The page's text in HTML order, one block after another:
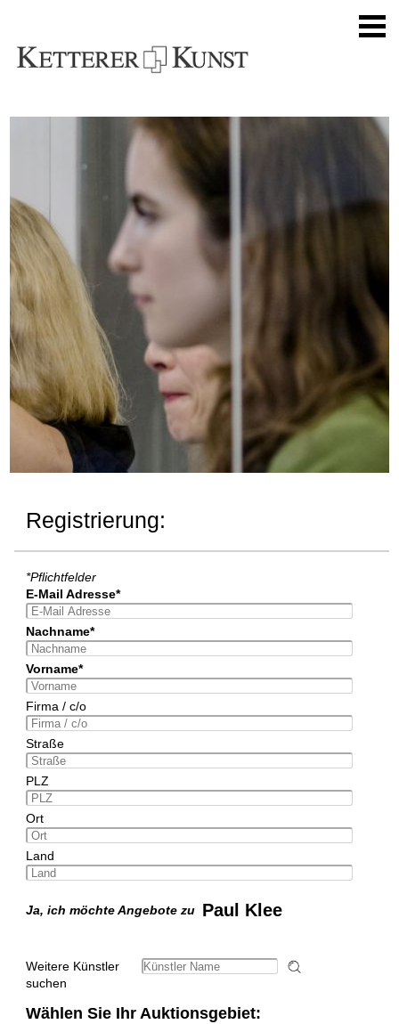
Registrierung:
*Pflichtfelder
E-Mail Adresse*
Nachname*
Vorname*
Firma / c/o
Straße
PLZ
Ort
Land
Ja, ich möchte Angebote zu Paul Klee
Weitere Künstler
suchen
Wählen Sie Ihr Auktionsgebiet: